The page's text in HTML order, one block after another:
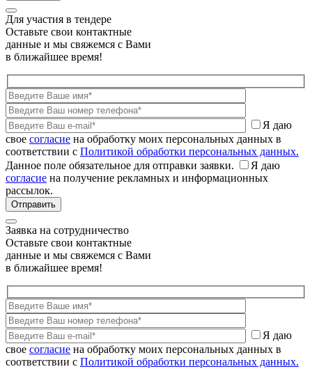
Для участия в тендере
Оставьте свои контактные
данные и мы свяжемся с Вами
в ближайшее время!
Я даю
свое согласие на обработку моих персональных данных в
соответствии с Политикой обработки персональных данных.
Данное поле обязательное для отправки заявки.
Я даю
согласие на получение рекламных и информационных
рассылок.
Заявка на сотрудничество
Оставьте свои контактные
данные и мы свяжемся с Вами
в ближайшее время!
Я даю
свое согласие на обработку моих персональных данных в
соответствии с Политикой обработки персональных данных.